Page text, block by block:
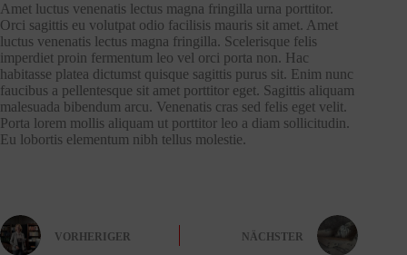
Amet luctus venenatis lectus magna fringilla urna porttitor.
Orci sagittis eu volutpat odio facilisis mauris sit amet. Amet
luctus venenatis lectus magna fringilla. Scelerisque felis
imperdiet proin fermentum leo vel orci porta non. Hac
habitasse platea dictumst quisque sagittis purus sit. Enim nunc
faucibus a pellentesque sit amet porttitor eget. Sagittis aliquam
malesuada bibendum arcu. Venenatis cras sed felis eget velit.
Porta lorem mollis aliquam ut porttitor leo a diam sollicitudin.
Eu lobortis elementum nibh tellus molestie.
VORHERIGER NÄCHSTER